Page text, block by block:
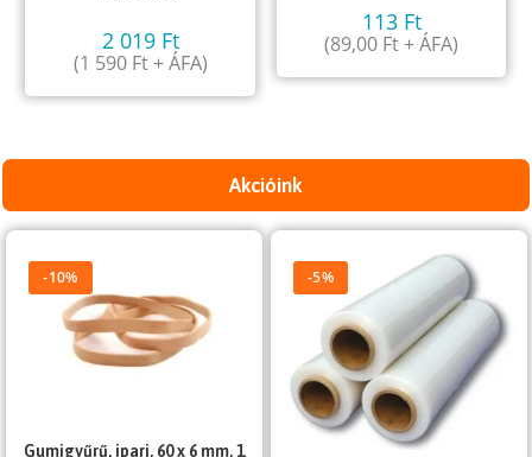
2 019 Ft
(1 590 Ft+ ÁFA)
113 Ft
(89,00 Ft+ ÁFA)
Akcióink
-10%
Gumigyűrű, ipari, 60 x 6 mm, 1
-5%